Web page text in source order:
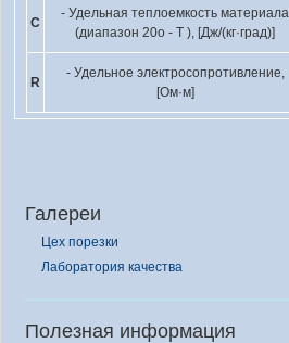
C
- Удельная теплоемкость материала
(диапазон 20o - T ), [Дж/(кг·град)]
R
- Удельное электросопротивление,
[Ом·м]
Галереи
Цех порезки
Лаборатория качества
Полезная информация